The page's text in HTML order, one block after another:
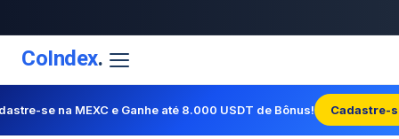
CoIndex.
se na MEXC e Ganhe até 8.000 USDT de Bônus! Cadastre-